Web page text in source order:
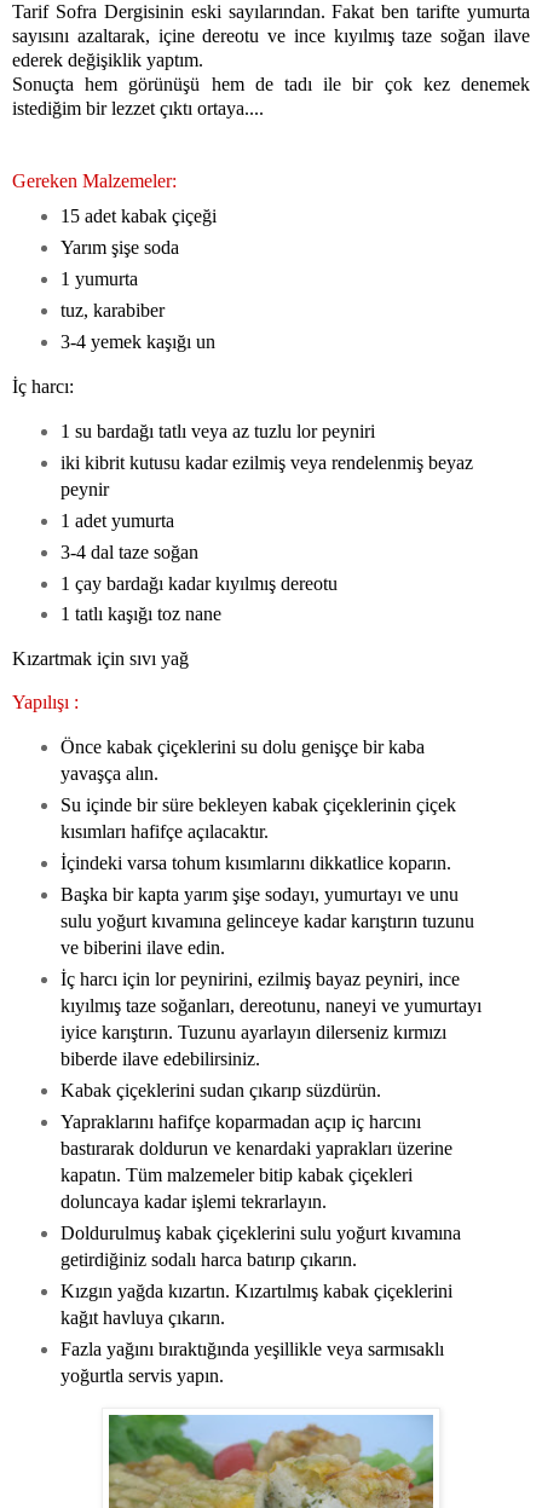
Tarif Sofra Dergisinin eski sayılarından. Fakat ben tarifte yumurta
sayısını azaltarak, içine dereotu ve ince kıyılmış taze soğan ilave
ederek değişiklik yaptım.
Sonuçta hem görünüşü hem de tadı ile bir çok kez denemek
istediğim bir lezzet çıktı ortaya....
Gereken Malzemeler:
15 adet kabak çiçeği
Yarım şişe soda
1 yumurta
tuz, karabiber
3-4 yemek kaşığı un
İç harcı:
1 su bardağı tatlı veya az tuzlu lor peyniri
iki kibrit kutusu kadar ezilmiş veya rendelenmiş beyaz
peynir
1 adet yumurta
3-4 dal taze soğan
1 çay bardağı kadar kıyılmış dereotu
1 tatlı kaşığı toz nane
Kızartmak için sıvı yağ
Yapılışı :
Önce kabak çiçeklerini su dolu genişçe bir kaba
yavaşça alın.
Su içinde bir süre bekleyen kabak çiçeklerinin çiçek
kısımları hafifçe açılacaktır.
İçindeki varsa tohum kısımlarını dikkatlice koparın.
Başka bir kapta yarım şişe sodayı, yumurtayı ve unu
sulu yoğurt kıvamına gelinceye kadar karıştırın tuzunu
ve biberini ilave edin.
İç harcı için lor peynirini, ezilmiş bayaz peyniri, ince
kıyılmış taze soğanları, dereotunu, naneyi ve yumurtayı
iyice karıştırın. Tuzunu ayarlayın dilerseniz kırmızı
biberde ilave edebilirsiniz.
Kabak çiçeklerini sudan çıkarıp süzdürün.
Yapraklarını hafifçe koparmadan açıp iç harcını
bastırarak doldurun ve kenardaki yaprakları üzerine
kapatın. Tüm malzemeler bitip kabak çiçekleri
doluncaya kadar işlemi tekrarlayın.
Doldurulmuş kabak çiçeklerini sulu yoğurt kıvamına
getirdiğiniz sodalı harca batırıp çıkarın.
Kızgın yağda kızartın. Kızartılmış kabak çiçeklerini
kağıt havluya çıkarın.
Fazla yağını bıraktığında yeşillikle veya sarmısaklı
yoğurtla servis yapın.